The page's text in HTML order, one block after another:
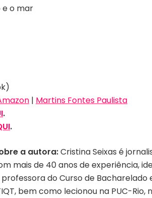
e o mar
| Martins Fontes Paulista
.
.
a autora:Cristina Seixas é
mais de 40 anos de experiência,
do Curso de
bem como lecionou na PUC-